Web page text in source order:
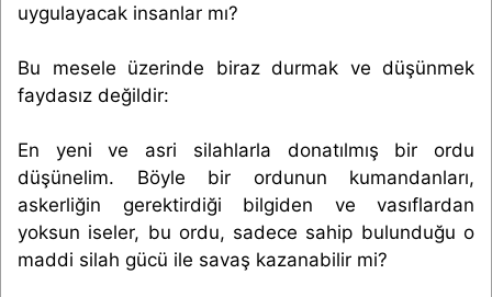
uygulayacak insanlar mı?
Bu mesele üzerinde biraz durmak ve düşünmek
faydasız değildir:
En yeni ve asri silahlarla donatılmış bir ordu
düşünelim. Böyle bir ordunun kumandanları,
askerliğin gerektirdiği bilgiden ve vasıflardan
yoksun iseler, bu ordu, sadece sahip bulunduğu o
maddi silah gücü ile savaş kazanabilir mi?